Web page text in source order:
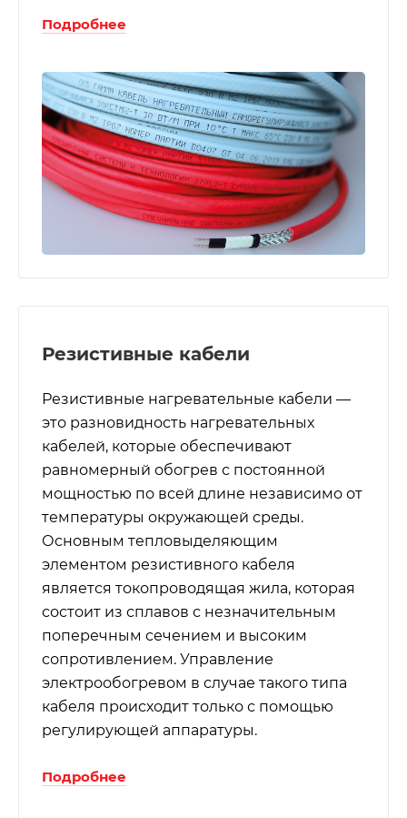
Подробнее
Резистивные кабели
Резистивные нагревательные кабели —
это разновидность нагревательных
кабелей, которые обеспечивают
равномерный обогрев с постоянной
мощностью по всей длине независимо от
температуры окружающей среды.
Основным тепловыделяющим
элементом резистивного кабеля
является токопроводящая жила, которая
состоит из сплавов с незначительным
поперечным сечением и высоким
сопротивлением. Управление
электрообогревом в случае такого типа
кабеля происходит только с помощью
регулирующей аппаратуры.
Подробнее